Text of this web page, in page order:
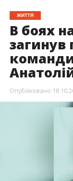
ЖИТТЯ
В боях
загинув
Опубліковано